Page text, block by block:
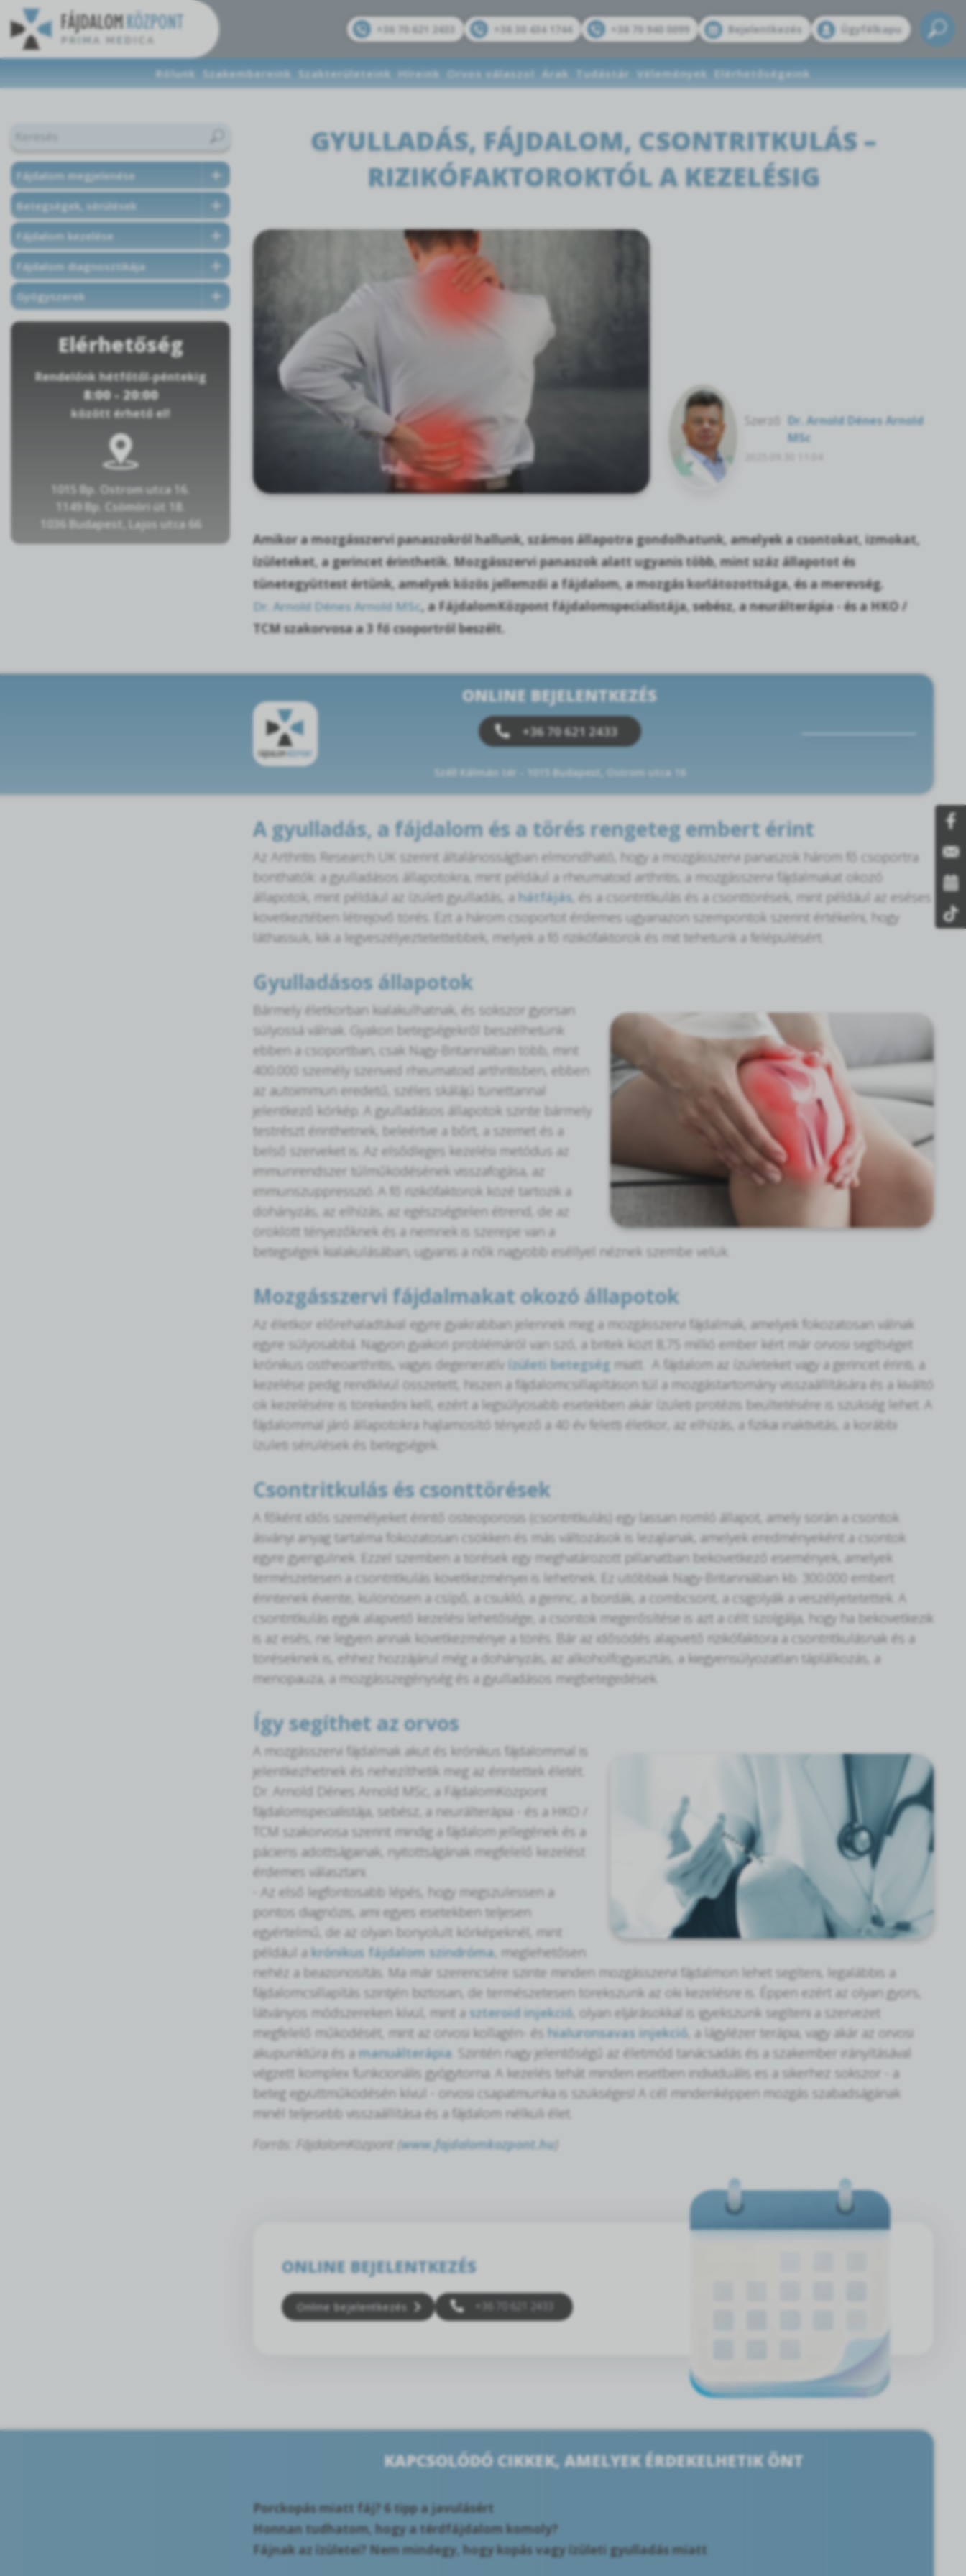
+36 70 621 2433 +36 30 434 1744 +36 70 940 0099 Bejelentkezés Ügyfélkapu
Rólunk Szakembereink Szakterületeink Híreink Orvos válaszol Árak Tudástár Vélemények Elérhetőségeink
Fájdalom megjelenése
Betegségek, sérülések
Fájdalom kezelése
Fájdalom diagnosztikája
Gyógyszerek
Elérhetőség
Rendelőnk hétfőtől-péntekig
8:00 - 20:00
között érhető el!
1015 Bp. Ostrom utca 16.
1149 Bp. Csömöri út 18.
1036 Budapest, Lajos utca 66
GYULLADÁS, FÁJDALOM, CSONTRITKULÁS –
RIZIKÓFAKTOROKTÓL A KEZELÉSIG
Szerző:
Dr. Arnold Dénes Arnold
MSc
Amikor a mozgásszervi panaszokról hallunk, számos állapotra gondolhatunk, amelyek a csontokat, izmokat,
ízületeket, a gerincet érinthetik. Mozgásszervi panaszok alatt ugyanis több, mint száz állapotot és
tünetegyüttest értünk, amelyek közös jellemzői a fájdalom, a mozgás korlátozottsága, és a merevség.
Dr. Arnold Dénes Arnold MSc, a FájdalomKözpont fájdalomspecialistája, sebész, a neurálterápia - és a HKO /
TCM szakorvosa a 3 fő csoportról beszélt.
ONLINE BEJELENTKEZÉS
+36 70 621 2433
Széll Kálmán tér - 1015 Budapest, Ostrom utca 16
A gyulladás, a fájdalom és a törés rengeteg embert érint
Az Arthritis Research UK szerint általánosságban elmondható, hogy a mozgásszervi panaszok három fő csoportra
bonthatók: a gyulladásos állapotokra, mint például a rheumatoid arthritis, a mozgásszervi fájdalmakat okozó
állapotok, mint például az ízületi gyulladás, a hátfájás , és a csontritkulás és a csonttörések, mint például az eséses
következtében létrejövő törés. Ezt a három csoportot érdemes ugyanazon szempontok szerint értékelni, hogy
láthassuk, kik a legveszélyeztetettebbek, melyek a fő rizikófaktorok és mit tehetünk a felépülésért.
Gyulladásos állapotok
Bármely életkorban kialakulhatnak, és sokszor gyorsan
súlyossá válnak. Gyakori betegségekről beszélhetünk
ebben a csoportban, csak Nagy-Britanniában több, mint
400.000 személy szenved rheumatoid arthritisben, ebben
az autoimmun eredetű, széles skálájú tünettannal
jelentkező kórkép. A gyulladásos állapotok szinte bármely
testrészt érinthetnek, beleértve a bőrt, a szemet és a
belső szerveket is. Az elsődleges kezelési metódus az
immunrendszer túlműködésének visszafogása, az
immunszuppresszió. A fő rizikófaktorok közé tartozik a
dohányzás, az elhízás, az egészségtelen étrend, de az
öröklött tényezőknek és a nemnek is szerepe van a
betegségek kialakulásában, ugyanis a nők nagyobb eséllyel néznek szembe velük.
Mozgásszervi fájdalmakat okozó állapotok
Az életkor előrehaladtával egyre gyakrabban jelennek meg a mozgásszervi fájdalmak, amelyek fokozatosan válnak
egyre súlyosabbá. Nagyon gyakori problémáról van szó, a britek közt 8,75 millió ember kért már orvosi segítséget
krónikus ostheoarthritis, vagyis degeneratív ízületi betegség miatt. A fájdalom az ízületeket vagy a gerincet érinti, a
kezelése pedig rendkívül összetett, hiszen a fájdalomcsillapításon túl a mozgástartomány visszaállítására és a kiváltó
ok kezelésére is törekedni kell, ezért a legsúlyosabb esetekben akár ízületi protézis beültetésére is szükség lehet. A
fájdalommal járó állapotokra hajlamosító tényező a 40 év feletti életkor, az elhízás, a fizikai inaktivitás, a korábbi
ízületi sérülések és betegségek.
Csontritkulás és csonttörések
A főként idős személyeket érintő osteoporosis (csontritkulás) egy lassan romló állapot, amely során a csontok
ásványi anyag tartalma fokozatosan csökken és más változások is lezajlanak, amelyek eredményeként a csontok
egyre gyengülnek. Ezzel szemben a törések egy meghatározott pillanatban bekövetkező események, amelyek
természetesen a csontritkulás következményei is lehetnek. Ez utóbbiak Nagy-Britanniában kb. 300.000 embert
érintenek évente, különösen a csípő, a csukló, a gerinc, a bordák, a combcsont, a csigolyák a veszélyetetettek. A
csontritkulás egyik alapvető kezelési lehetősége, a csontok megerősítése is azt a célt szolgálja, hogy ha bekövetkezik
is az esés, ne legyen annak következménye a törés. Bár az idősödés alapvető rizikófaktora a csontritkulásnak és a
töréseknek is, ehhez hozzájárul még a dohányzás, az alkoholfogyasztás, a kiegyensúlyozatlan táplálkozás, a
menopauza, a mozgásszegénység és a gyulladásos megbetegedések.
Így segíthet az orvos
A mozgásszervi fájdalmak akut és krónikus fájdalommal is
jelentkezhetnek és nehezíthetik meg az érintettek életét.
Dr. Arnold Dénes Arnold MSc, a FájdalomKözpont
fájdalomspecialistája, sebész, a neurálterápia - és a HKO /
TCM szakorvosa szerint mindig a fájdalom jellegének és a
páciens adottságainak, nyitottságának megfelelő kezelést
érdemes választani.
- Az első legfontosabb lépés, hogy megszülessen a
pontos diagnózis, ami egyes esetekben teljesen
egyértelmű, de az olyan bonyolult kórképeknél, mint
például a krónikus fájdalom szindróma , meglehetősen
nehéz a beazonosítás. Ma már szerencsére szinte minden mozgásszervi fájdalmon lehet segíteni, legalábbis a
fájdalomcsillapítás szintjén biztosan, de természetesen törekszünk az oki kezelésre is. Éppen ezért az olyan gyors,
látványos módszereken kívül, mint a szteroid injekció , olyan eljárásokkal is igyekszünk segíteni a szervezet
megfelelő működését, mint az orvosi kollagén- és hialuronsavas injekció , a lágylézer terápia, vagy akár az orvosi
akupunktúra és a manuálterápia . Szintén nagy jelentőségű az életmód tanácsadás és a szakember irányításával
végzett komplex funkcionális gyógytorna. A kezelés tehát minden esetben individuális es a sikerhez sokszor - a
beteg együttműködésén kívül - orvosi csapatmunka is szükséges! A cél mindenképpen mozgás szabadságának
minél teljesebb visszaállítása és a fájdalom nélküli élet.
Forrás: FájdalomKözpont (www.fajdalomkozpont.hu
ONLINE BEJELENTKEZÉS
Online bejelentkezés +36 70 621 2433
KAPCSOLÓDÓ CIKKEK, AMELYEK ÉRDEKELHETIK ÖNT
Porckopás miatt fáj? 6 tipp a javulásért
Honnan tudhatom, hogy a térdfájdalom komoly?
Fájnak az ízületei? Nem mindegy, hogy kopás vagy ízületi gyulladás miatt